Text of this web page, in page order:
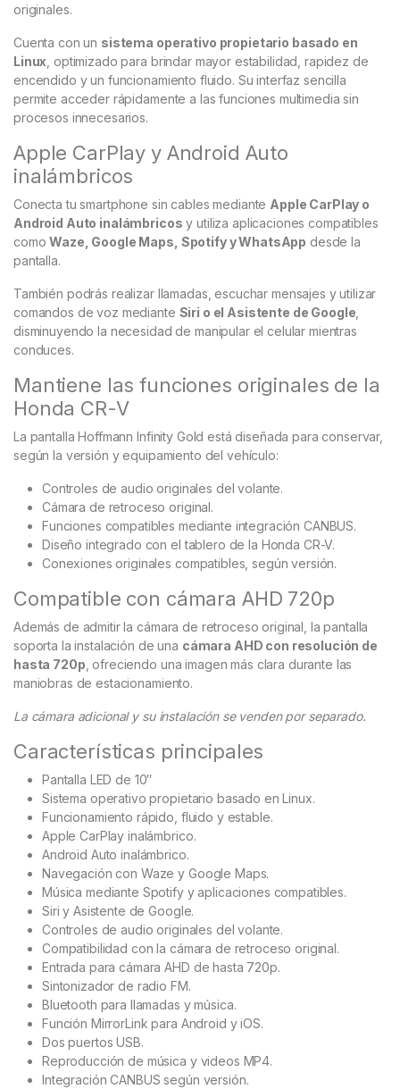
originales.
Cuenta con un sistema operativo propietario basado en
Linux , optimizado para brindar mayor estabilidad, rapidez de
encendido y un funcionamiento fluido. Su interfaz sencilla
permite acceder rápidamente a las funciones multimedia sin
procesos innecesarios.
Apple CarPlay y Android Auto
inalámbricos
Conecta tu smartphone sin cables mediante Apple CarPlay o
Android Auto inalámbricos y utiliza aplicaciones compatibles
comoWaze, Google Maps, Spotify y WhatsApp desde la
pantalla.
También podrás realizar llamadas, escuchar mensajes y utilizar
comandos de voz mediante Siri o el Asistente de Google
disminuyendo la necesidad de manipular el celular mientras
conduces.
Mantiene las funciones originales de la
Honda CR-V
La pantalla Hoffmann Infinity Gold está diseñada para conservar,
según la versión y equipamiento del vehículo:
Controles de audio originales del volante.
Cámara de retroceso original.
Funciones compatibles mediante integración CANBUS.
Diseño integrado con el tablero de la Honda CR-V.
Conexiones originales compatibles, según versión.
Compatible con cámara AHD 720p
Además de admitir la cámara de retroceso original, la pantalla
soporta la instalación de una cámara AHD con resolución de
hasta 720p , ofreciendo una imagen más clara durante las
maniobras de estacionamiento.
La cámara adicional y su instalación se venden por separado.
Características principales
Pantalla LED de 10″
Sistema operativo propietario basado en Linux.
Funcionamiento rápido, fluido y estable.
Apple CarPlay inalámbrico.
Android Auto inalámbrico.
Navegación con Waze y Google Maps.
Música mediante Spotify y aplicaciones compatibles.
Siri y Asistente de Google.
Controles de audio originales del volante.
Compatibilidad con la cámara de retroceso original.
Entrada para cámara AHD de hasta 720p.
Sintonizador de radio FM.
Bluetooth para llamadas y música.
Función MirrorLink para Android y iOS.
Dos puertos USB.
Reproducción de música y videos MP4.
Integración CANBUS según versión.